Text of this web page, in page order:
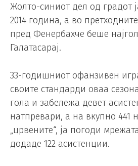
Жолто-синиот дел од градот
2014 година, а во
пред Фенербахче беше
Галатасарај.
33-годишниот офанзивен
своите стандарди оваа
гола и забележа девет
натпревари, а на вкупно 441
„црвените“, ја погоди
додаде 122 асистенции.